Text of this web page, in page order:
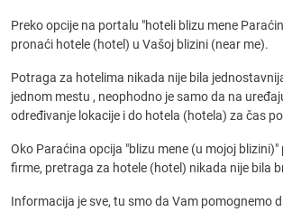
Preko opcije na portalu "hoteli blizu mene
pronaći hotele (hotel) u Vašoj blizini (near me).
Potraga za hotelima nikada nije bila
jednom mestu , neophodno je samo da na
određivanje lokacije i do hotela (hotela) za čas
Oko Paraćina opcija "blizu mene (u mojoj
firme, pretraga za hotele (hotel) nikada nije bila
Informacija je sve, tu smo da Vam pomognemo